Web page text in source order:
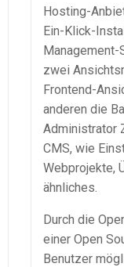
Hosting-
Ein-Klick-
zwei
Frontend-
anderen die
Administrator
CMS, wie
Webprojekte,
ähnliches.
Durch die
einer Open
Benutzer